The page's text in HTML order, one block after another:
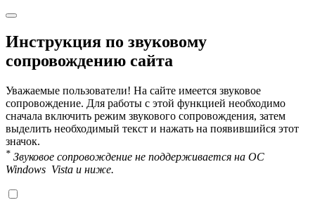
Инструкция по звуковому
сопровождению сайта
Уважаемые пользователи! На сайте имеется звуковое
сопровождение. Для работы с этой функцией необходимо
сначала включить режим звукового сопровождения, затем
выделить необходимый текст и нажать на появившийся этот
значок.
* Звуковое сопровождение не поддерживается на OC
Windows Vista и ниже.